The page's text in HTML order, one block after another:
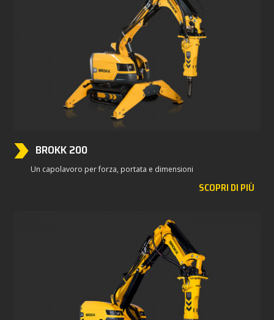
BROKK 200
Un capolavoro per forza, portata e dimensioni
SCOPRI DI PIÙ